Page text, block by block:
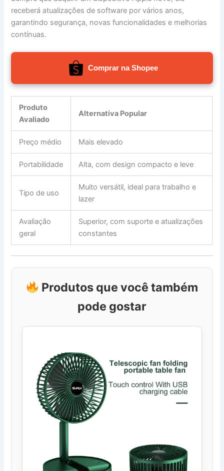
receberá atualizações de software por vários anos,
garantindo segurança, novas funcionalidades e melhorias
contínuas.
Comprar na Shopee
Produto
Avaliado
Alternativa Popular
Preço médio Mais elevado
Portabilidade Alta, com design compacto e leve
Tipo de uso
Muito versátil, ideal para trabalho e
lazer
Avaliação
geral
Superior, com suporte e atualizações
constantes
Produtos que você também
pode gostar